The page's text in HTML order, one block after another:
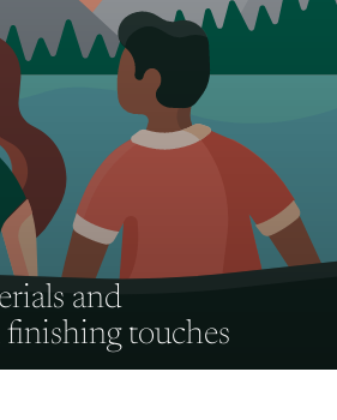
and
finishing touches